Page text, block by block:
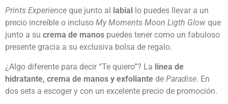
Prints Experience que junto al labial
lo puedes llevar a un
precio increíble o incluso My Moments Moon Ligth Glow que
junto a su crema de manos puedes tener como un fabuloso
presente gracia a su exclusiva bolsa de regalo.
¿Algo diferente para decir “Te quiero”? La línea de
hidratante, crema de manos y exfoliante de Paradise. En
dos sets a escoger y con un excelente precio de promoción.